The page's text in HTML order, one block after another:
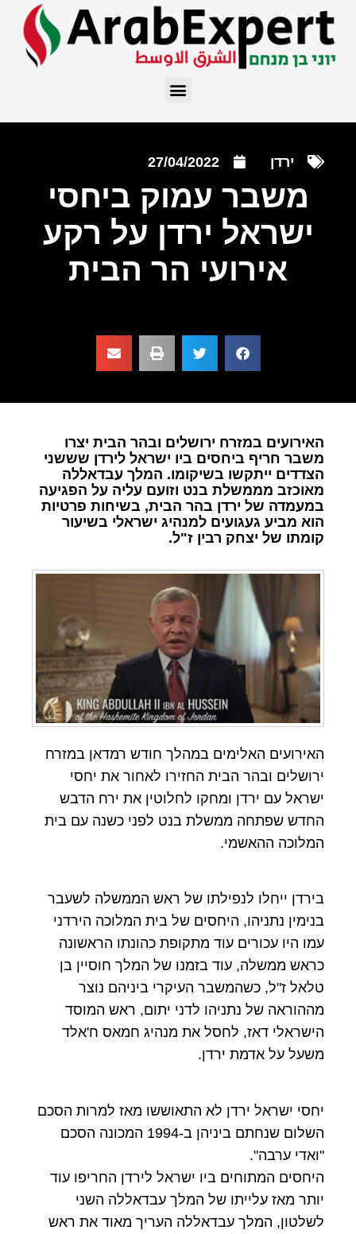
ירדן 27/04/2022
משבר עמוק ביחסי
ישראל ירדן על רקע
אירועי הר הבית
האירועים במזרח ירושלים ובהר הבית יצרו
משבר חריף ביחסים ביו ישראל לירדן שששני
הצדדים ייתקשו בשיקומו. המלך עבדאללה
מאוכזב מממשלת בנט וזועם עליה על הפגיעה
במעמדה של ירדן בהר הבית, בשיחות פרטיות
הוא מביע געגועים למנהיג ישראלי בשיעור
קומתו של יצחק רבין ז"ל.
האירועים האלימים במהלך חודש רמדאן במזרח
ירושלים ובהר הבית החזירו לאחור את יחסי
ישראל עם ירדן ומחקו לחלוטין את ירח הדבש
החדש שפתחה ממשלת בנט לפני כשנה עם בית
המלוכה ההאשמי.
בירדן ייחלו לנפילתו של ראש הממשלה לשעבר
בנימין נתניהו, היחסים של בית המלוכה הירדני
עמו היו עכורים עוד מתקופת כהונתו הראשונה
כראש ממשלה, עוד בזמנו של המלך חוסיין בן
טלאל ז"ל, כשהמשבר העיקרי ביניהם נוצר
מההוראה של נתניהו לדני יתום, ראש המוסד
הישראלי דאז, לחסל את מנהיג חמאס ח'אלד
משעל על אדמת ירדן.
יחסי ישראל ירדן לא התאוששו מאז למרות הסכם
השלום שנחתם ביניהן ב-1994 המכונה הסכם
"ואדי ערבה".
היחסים המתוחים ביו ישראל לירדן החריפו עוד
יותר מאז עלייתו של המלך עבדאללה השני
לשלטון, המלך עבדאללה העריך מאוד את ראש